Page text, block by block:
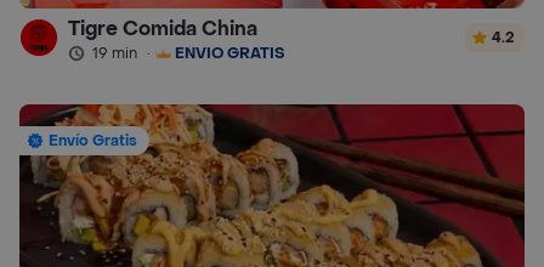
Tigre Comida China
19 min · ENVÍO GRATIS
4.2
Envío Gratis